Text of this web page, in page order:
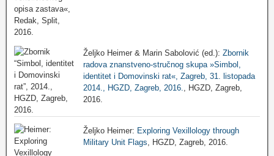
Željko Heimer & Marin Sabolović (ed.): Zbornik
radova znanstveno-stručnog skupa »Simbol,
identitet i Domovinski rat«, Zagreb, 31. listopada
2014., HGZD, Zagreb, 2016., HGZD, Zagreb,
2016.
Željko Heimer: Exploring Vexillology through
Military Unit Flags, HGZD, Zagreb, 2016.